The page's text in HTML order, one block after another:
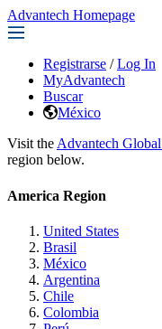
Advantech Homepage
Registrarse / Log In
MyAdvantech
Buscar
México
Visit the Advantech
region below.
America Region
United States
Brasil
México
Argentina
Chile
Colombia